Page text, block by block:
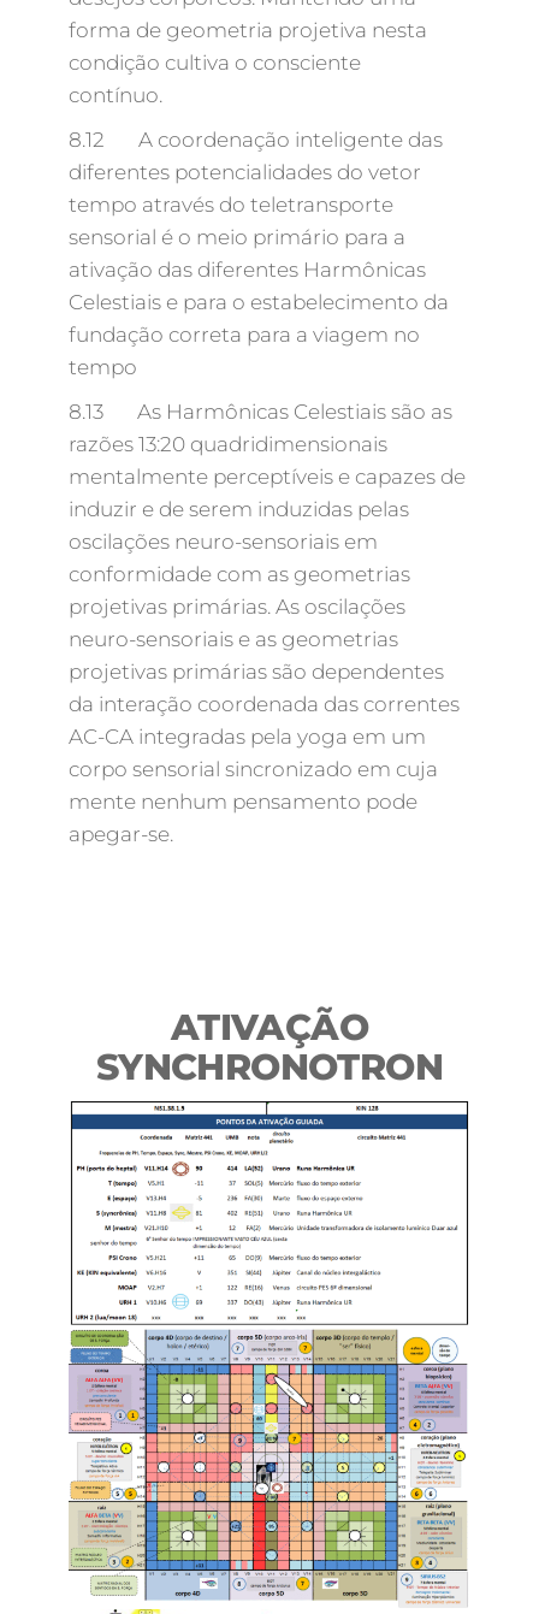
forma de geometria projetiva nesta
condição cultiva o consciente
contínuo.
8.12 A coordenação inteligente das
diferentes potencialidades do vetor
tempo através do teletransporte
sensorial é o meio primário para a
ativação das diferentes Harmônicas
Celestiais e para o estabelecimento da
fundação correta para a viagem no
tempo
8.13 As Harmônicas Celestiais são as
razões 13:20 quadridimensionais
mentalmente perceptíveis e capazes de
induzir e de serem induzidas pelas
oscilações neuro-sensoriais em
conformidade com as geometrias
projetivas primárias. As oscilações
neuro-sensoriais e as geometrias
projetivas primárias são dependentes
da interação coordenada das correntes
AC-CA integradas pela yoga em um
corpo sensorial sincronizado em cuja
mente nenhum pensamento pode
apegar-se.
ATIVAÇÃO
SYNCHRONOTRON